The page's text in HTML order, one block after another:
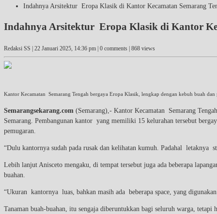
Indahnya Arsitektur Eropa Klasik di Kantor Kecamatan Semarang
Indahnya Arsitektur Eropa Klasik di Kantor
Redaksi SS | 22 Januari 2025, 14:36 pm | 0 comments | 868 views
Kantor Kecamatan Semarang Tengah bergaya Eropa Klasik, lengkap dengan kebuh buah
Semarangsekarang.com (Semarang),- Kantor Kecamatan Semarang
Semarang. Pembangunan kantor yang memiliki 15 kelurahan tersebut
pemugaran.
“Dulu kantornya sudah pada rusak dan kelihatan kumuh. Padahal letaknya
Lebih lanjut Anisceto mengaku, di tempat tersebut juga ada beberapa
buahan.
“Ukuran kantornya luas, bahkan masih ada beberapa space, yang
Tanaman buah-buahan, itu sengaja diberuntukkan bagi seluruh warga,